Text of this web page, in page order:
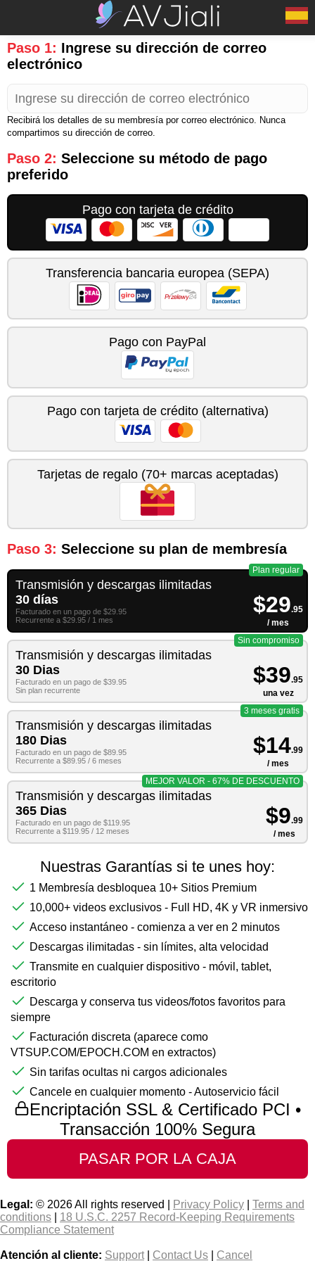
Paso 1: Ingrese su dirección de correo
electrónico
Recibirá los detalles de su membresía por correo electrónico. Nunca
compartimos su dirección de correo.
Paso 2: Seleccione su método de pago
preferido
Pago con tarjeta de crédito
Transferencia bancaria europea (SEPA)
Pago con PayPal
Pago con tarjeta de crédito (alternativa)
Tarjetas de regalo (70+ marcas aceptadas)
Paso 3: Seleccione su plan de membresía
Transmisión y descargas ilimitadas
30 días
Facturado en un pago de $29.95
Recurrente a $29.95 / 1 mes
$29.95
/ mes
Plan regular
Transmisión y descargas ilimitadas
30 Dias
Facturado en un pago de $39.95
Sin plan recurrente
$39.95
una vez
Sin compromiso
Transmisión y descargas ilimitadas
180 Dias
Facturado en un pago de $89.95
Recurrente a $89.95 / 6 meses
$14.99
/ mes
3 meses gratis
Transmisión y descargas ilimitadas
365 Dias
Facturado en un pago de $119.95
Recurrente a $119.95 / 12 meses
$9.99
/ mes
MEJOR VALOR - 67% DE DESCUENTO
Nuestras Garantías si te unes hoy:
1 Membresía desbloquea 10+ Sitios Premium
10,000+ videos exclusivos - Full HD, 4K y VR inmersivo
Acceso instantáneo - comienza a ver en 2 minutos
Descargas ilimitadas - sin límites, alta velocidad
Transmite en cualquier dispositivo - móvil, tablet,
escritorio
Descarga y conserva tus videos/fotos favoritos para
siempre
Facturación discreta (aparece como
VTSUP.COM/EPOCH.COM en extractos)
Sin tarifas ocultas ni cargos adicionales
Cancele en cualquier momento - Autoservicio fácil
Encriptación SSL & Certificado PCI •
Transacción 100% Segura
Legal: © 2026 All rights reserved | Privacy Policy
Terms and
conditions
18 U.S.C. 2257 Record-Keeping Requirements
Compliance Statement
Atención al cliente: Support Contact Us Cancel